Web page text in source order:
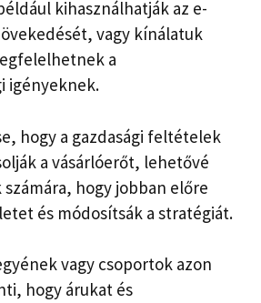
kihasználhatják az e-
vagy kínálatuk
a
igényeknek.
hogy a gazdasági feltételek
a vásárlóerőt, lehetővé
hogy jobban előre
és módosítsák a stratégiát.
vagy csoportok azon
hogy árukat és